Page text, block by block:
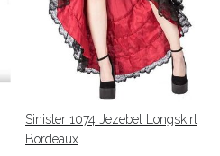
Sinister 1074 Jezebel Longskirt
Bordeaux